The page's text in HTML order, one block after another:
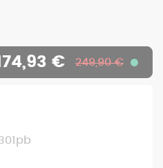
€ 249,90 €